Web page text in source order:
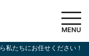
MENU
私たちにお任せください！